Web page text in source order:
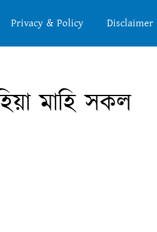
Privacy & Policy Disclaimer
মাহি সকল